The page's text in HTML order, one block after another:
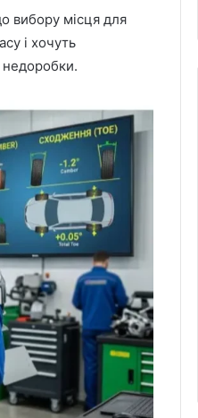
вибору місця для
і хочуть
недоробки.